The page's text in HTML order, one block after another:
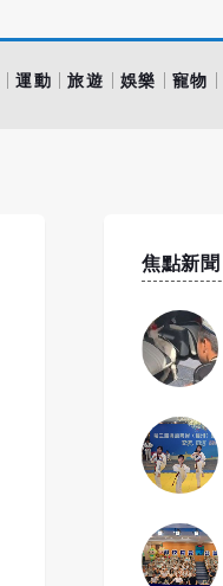
運動 旅遊 娛樂 寵物
焦點新聞